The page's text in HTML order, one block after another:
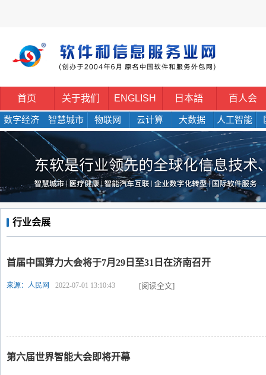
首页 关于我们 ENGLISH 日本語 百人会
数字经济 智慧城市 物联网 云计算 大数据 人工智能
行业会展
首届中国算力大会将于7月29日至31日在济南召开
来源：人民网 2022-07-01 13:10:43 [阅读全文]
第六届世界智能大会即将开幕